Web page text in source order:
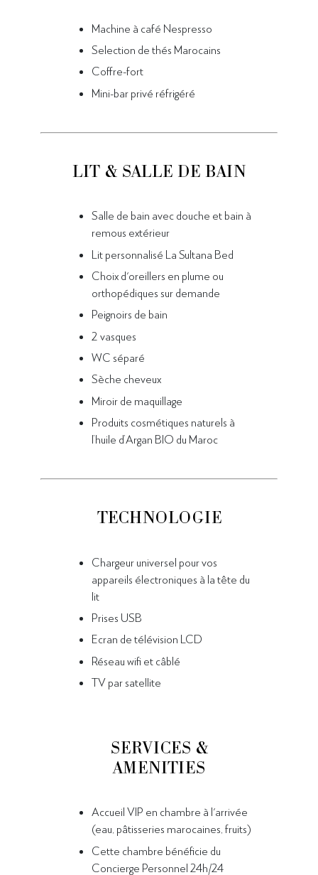
Machine à café Nespresso
Selection de thés Marocains
Coffre-fort
Mini-bar privé réfrigéré
LIT & SALLE DE BAIN
Salle de bain avec douche et bain à
remous extérieur
Lit personnalisé La Sultana Bed
Choix d'oreillers en plume ou
orthopédiques sur demande
Peignoirs de bain
2 vasques
WC séparé
Sèche cheveux
Miroir de maquillage
Produits cosmétiques naturels à
l’huile d’Argan BIO du Maroc
TECHNOLOGIE
Chargeur universel pour vos
appareils électroniques à la tête du
lit
Prises USB
Ecran de télévision LCD
Réseau wifi et câblé
TV par satellite
SERVICES &
AMENITIES
Accueil VIP en chambre à l'arrivée
(eau, pâtisseries marocaines, fruits)
Cette chambre bénéficie du
Concierge Personnel 24h/24